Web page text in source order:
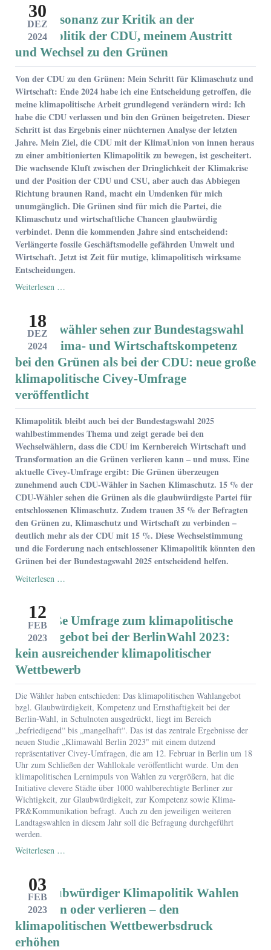
Christdemokraten
und
KlimaUnions-
Mitglieder
30
DEZ
2024
Presseresonanz zur Kritik an der
Klimapolitik der CDU, meinem Austritt
und Wechsel zu den Grünen
Von der CDU zu den Grünen: Mein Schritt für Klimaschutz und
Wirtschaft: Ende 2024 habe ich eine Entscheidung getroffen, die
meine klimapolitische Arbeit grundlegend verändern wird: Ich
habe die CDU verlassen und bin den Grünen beigetreten. Dieser
Schritt ist das Ergebnis einer nüchternen Analyse der letzten
Jahre. Mein Ziel, die CDU mit der KlimaUnion von innen heraus
zu einer ambitionierten Klimapolitik zu bewegen, ist gescheitert.
Die wachsende Kluft zwischen der Dringlichkeit der Klimakrise
und der Position der CDU und CSU, aber auch das Abbiegen
Richtung braunen Rand, macht ein Umdenken für mich
unumgänglich. Die Grünen sind für mich die Partei, die
Klimaschutz und wirtschaftliche Chancen glaubwürdig
verbindet. Denn die kommenden Jahre sind entscheidend:
Verlängerte fossile Geschäftsmodelle gefährden Umwelt und
Wirtschaft. Jetzt ist Zeit für mutige, klimapolitisch wirksame
Entscheidungen.
Weiterlesen …
der
Klimapolitik
der
CDU,
meinem
Austritt
und
zu
den
Grünen
18
DEZ
2024
Wechselwähler sehen zur Bundestagswahl
mehr Klima- und Wirtschaftskompetenz
bei den Grünen als bei der CDU: neue große
klimapolitische Civey-Umfrage
veröffentlicht
Klimapolitik bleibt auch bei der Bundestagswahl 2025
wahlbestimmendes Thema und zeigt gerade bei den
Wechselwählern, dass die CDU im Kernbereich Wirtschaft und
Transformation an die Grünen verlieren kann – und muss. Eine
aktuelle Civey-Umfrage ergibt: Die Grünen überzeugen
zunehmend auch CDU-Wähler in Sachen Klimaschutz. 15 % der
CDU-Wähler sehen die Grünen als die glaubwürdigste Partei für
entschlossenen Klimaschutz. Zudem trauen 35 % der Befragten
den Grünen zu, Klimaschutz und Wirtschaft zu verbinden –
deutlich mehr als der CDU mit 15 %. Diese Wechselstimmung
und die Forderung nach entschlossener Klimapolitik könnten den
Grünen bei der Bundestagswahl 2025 entscheidend helfen.
Weiterlesen …
mehr
Klima-
und
Wirtschaftskompetenz
bei
den
Grünen
als
bei
der
CDU:
neue
große
klimapolitische
Civey-
Umfrage
veröffentlicht
12
FEB
2023
Die große Umfrage zum klimapolitische
Wahlangebot bei der BerlinWahl 2023:
kein ausreichender klimapolitischer
Wettbewerb
Die Wähler haben entschieden: Das klimapolitischen Wahlangebot
bzgl. Glaubwürdigkeit, Kompetenz und Ernsthaftigkeit bei der
Berlin-Wahl, in Schulnoten ausgedrückt, liegt im Bereich
„befriedigend“ bis „mangelhaft“. Das ist das zentrale Ergebnisse der
neuen Studie „Klimawahl Berlin 2023" mit einem dutzend
repräsentativer Civey-Umfragen, die am 12. Februar in Berlin um 18
Uhr zum Schließen der Wahllokale veröffentlicht wurde. Um den
klimapolitischen Lernimpuls von Wahlen zu vergrößern, hat die
Initiative clevere Städte über 1000 wahlberechtigte Berliner zur
Wichtigkeit, zur Glaubwürdigkeit, zur Kompetenz sowie Klima-
PR&Kommunikation befragt. Auch zu den jeweiligen weiteren
Landtagswahlen in diesem Jahr soll die Befragung durchgeführt
werden.
Weiterlesen …
klimapolitische
Wahlangebot
bei
der
03
FEB
2023
Mit glaubwürdiger Klimapolitik Wahlen
gewinnen oder verlieren – den
klimapolitischen Wettbewerbsdruck
erhöhen